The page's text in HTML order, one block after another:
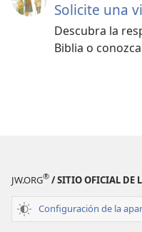
Solicite una
Descubra la
Biblia o
JW.ORG® / SITIO OFICIAL DE
Configuración de la